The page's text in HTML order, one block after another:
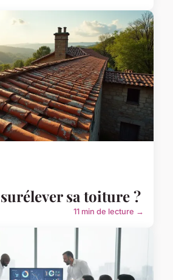
sa toiture ?
11 min de lecture →